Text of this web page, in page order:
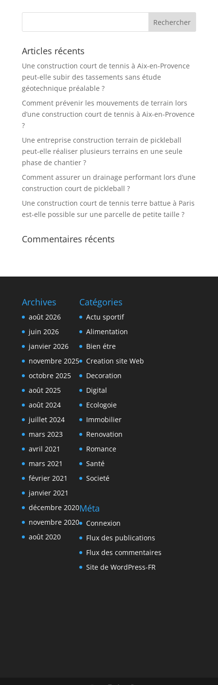
Articles récents
Une construction court de tennis à Aix-en-Provence
peut-elle subir des tassements sans étude
géotechnique préalable ?
Comment prévenir les mouvements de terrain lors
d’une construction court de tennis à Aix-en-Provence
?
Une entreprise construction terrain de pickleball
peut-elle réaliser plusieurs terrains en une seule
phase de chantier ?
Comment assurer un drainage performant lors d’une
construction court de pickleball ?
Une construction court de tennis terre battue à Paris
est-elle possible sur une parcelle de petite taille ?
Commentaires récents
Archives
août 2026
juin 2026
janvier 2026
novembre 2025
octobre 2025
août 2025
août 2024
juillet 2024
mars 2023
avril 2021
mars 2021
février 2021
janvier 2021
décembre 2020
novembre 2020
août 2020
Catégories
Actu sportif
Alimentation
Bien étre
Creation site Web
Decoration
Digital
Ecologoie
Immobilier
Renovation
Romance
Santé
Societé
Méta
Connexion
Flux des publications
Flux des commentaires
Site de WordPress-FR